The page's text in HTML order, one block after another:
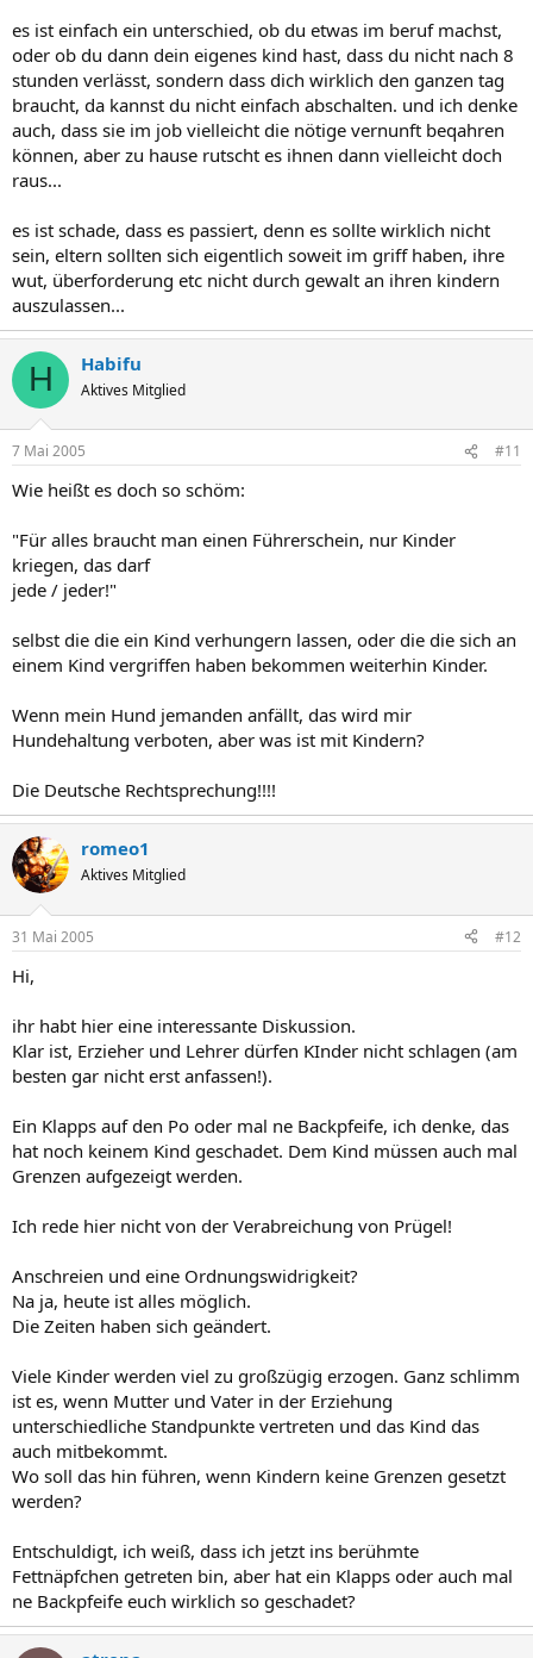
es ist einfach ein unterschied, ob du etwas im beruf machst,
oder ob du dann dein eigenes kind hast, dass du nicht nach 8
stunden verlässt, sondern dass dich wirklich den ganzen tag
braucht, da kannst du nicht einfach abschalten. und ich denke
auch, dass sie im job vielleicht die nötige vernunft beqahren
können, aber zu hause rutscht es ihnen dann vielleicht doch
raus...
es ist schade, dass es passiert, denn es sollte wirklich nicht
sein, eltern sollten sich eigentlich soweit im griff haben, ihre
wut, überforderung etc nicht durch gewalt an ihren kindern
auszulassen...
H Habifu
Aktives Mitglied
7 Mai 2005 #11
Wie heißt es doch so schöm:
"Für alles braucht man einen Führerschein, nur Kinder
kriegen, das darf
jede / jeder!"
selbst die die ein Kind verhungern lassen, oder die die sich an
einem Kind vergriffen haben bekommen weiterhin Kinder.
Wenn mein Hund jemanden anfällt, das wird mir
Hundehaltung verboten, aber was ist mit Kindern?
Die Deutsche Rechtsprechung!!!!
romeo1
Aktives Mitglied
31 Mai 2005 #12
Hi,
ihr habt hier eine interessante Diskussion.
Klar ist, Erzieher und Lehrer dürfen KInder nicht schlagen (am
besten gar nicht erst anfassen!).
Ein Klapps auf den Po oder mal ne Backpfeife, ich denke, das
hat noch keinem Kind geschadet. Dem Kind müssen auch mal
Grenzen aufgezeigt werden.
Ich rede hier nicht von der Verabreichung von Prügel!
Anschreien und eine Ordnungswidrigkeit?
Na ja, heute ist alles möglich.
Die Zeiten haben sich geändert.
Viele Kinder werden viel zu großzügig erzogen. Ganz schlimm
ist es, wenn Mutter und Vater in der Erziehung
unterschiedliche Standpunkte vertreten und das Kind das
auch mitbekommt.
Wo soll das hin führen, wenn Kindern keine Grenzen gesetzt
werden?
Entschuldigt, ich weiß, dass ich jetzt ins berühmte
Fettnäpfchen getreten bin, aber hat ein Klapps oder auch mal
ne Backpfeife euch wirklich so geschadet?